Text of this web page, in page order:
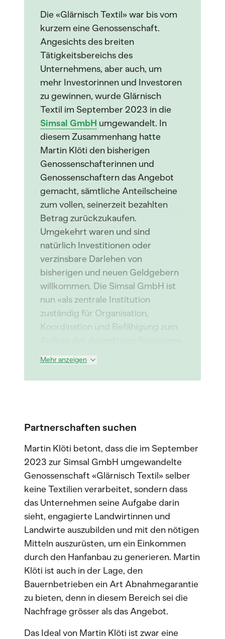
Die «Glärnisch Textil» war bis vom
kurzem eine Genossenschaft.
Angesichts des breiten
Tätigkeitsbereichs des
Unternehmens, aber auch, um
mehr Investorinnen und Investoren
zu gewinnen, wurde Glärnisch
Textil im September 2023 in die
Simsal GmbH umgewandelt. In
diesem Zusammenhang hatte
Martin Klöti den bisherigen
Genossenschafterinnen und
Genossenschaftern das Angebot
gemacht, sämtliche Anteilscheine
zum vollen, seinerzeit bezahlten
Betrag zurückzukaufen.
Umgekehrt waren und sind
natürlich Investitionen oder
verzinsbare Darlehen von
bisherigen und neuen Geldgebern
willkommen. Die Simsal GmbH ist
nun «als zentrale Institution
zuständig für Organisation,
Koordination und Befähigung zum
Mehr anzeigen
Partnerschaften suchen
Martin Klöti betont, dass die im September
2023 zur Simsal GmbH umgewandelte
Genossenschaft «Glärnisch Textil» selber
keine Textilien verarbeitet, sondern dass
das Unternehmen seine Aufgabe darin
sieht, engagierte Landwirtinnen und
Landwirte auszubilden und mit den nötigen
Mitteln auszurüsten, um ein Einkommen
durch den Hanfanbau zu generieren. Martin
Klöti ist auch in der Lage, den
Bauernbetrieben ein Art Abnahmegarantie
zu bieten, denn in diesem Bereich sei die
Nachfrage grösser als das Angebot.
Das Ideal von Martin Klöti ist zwar eine